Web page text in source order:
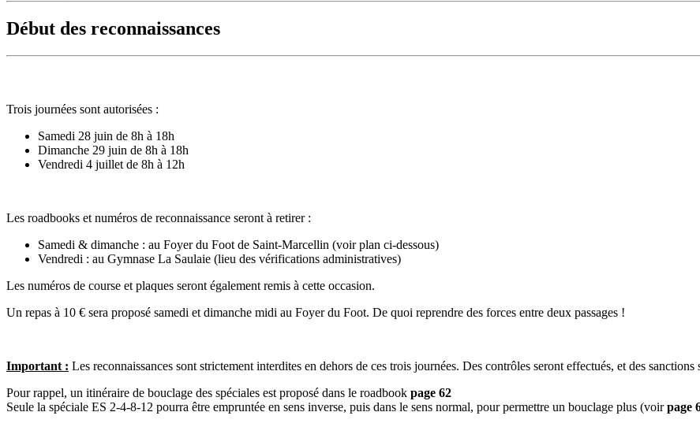
Début des reconnaissances
Trois journées sont autorisées :
Samedi 28 juin de 8h à 18h
Dimanche 29 juin de 8h à 18h
Vendredi 4 juillet de 8h à 12h
Les roadbooks et numéros de reconnaissance seront à retirer :
Samedi & dimanche : au Foyer du Foot de Saint-Marcellin (voir plan ci-dessous)
Vendredi : au Gymnase La Saulaie (lieu des vérifications administratives)
Les numéros de course et plaques seront également remis à cette occasion.
Un repas à 10 € sera proposé samedi et dimanche midi au Foyer du Foot. De quoi reprendre des forces entre deux passages !
Important : Les reconnaissances sont strictement interdites en dehors de ces trois journées. Des contrôles seront effectués, et des
Pour rappel, un itinéraire de bouclage des spéciales est proposé dans le roadbook page 62
Seule la spéciale ES 2-4-8-12 pourra être empruntée en sens inverse, puis dans le sens normal, pour permettre un bouclage plus (voirpage